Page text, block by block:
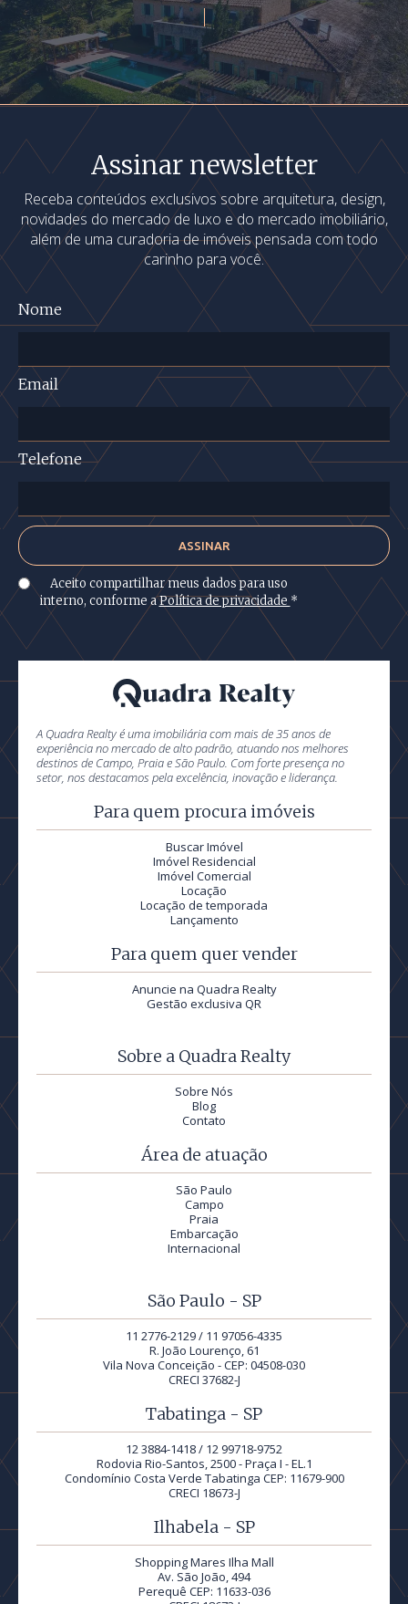
Assinar newsletter
Receba conteúdos exclusivos sobre arquitetura, design,
novidades do mercado de luxo e do mercado imobiliário,
além de uma curadoria de imóveis pensada com todo
carinho para você.
Nome
Email
Telefone
Aceito compartilhar meus dados para uso
interno, conforme aPolítica de privacidade *
A Quadra Realty é uma imobiliária com mais de 35 anos de
experiência no mercado de alto padrão, atuando nos melhores
destinos de Campo, Praia e São Paulo. Com forte presença no
setor, nos destacamos pela excelência, inovação e liderança.
Para quem procura imóveis
Buscar Imóvel
Imóvel Residencial
Imóvel Comercial
Locação
Locação de temporada
Lançamento
Para quem quer vender
Anuncie na Quadra Realty
Gestão exclusiva QR
Sobre a Quadra Realty
Sobre Nós
Blog
Contato
Área de atuação
São Paulo
Campo
Praia
Embarcação
Internacional
São Paulo - SP
11 2776-2129 / 11 97056-4335
R. João Lourenço, 61
Vila Nova Conceição - CEP: 04508-030
CRECI 37682-J
Tabatinga - SP
12 3884-1418 / 12 99718-9752
Rodovia Rio-Santos, 2500 - Praça I - EL.1
Condomínio Costa Verde Tabatinga CEP: 11679-900
CRECI 18673-J
Ilhabela - SP
Shopping Mares Ilha Mall
Av. São João, 494
Perequê CEP: 11633-036